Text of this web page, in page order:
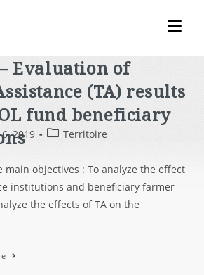
Evaluation of
(TA) results
fund beneficiary
2019 Territoire
main objectives : To analyze the effect
institutions and beneficiary farmer
the effects of TA on the